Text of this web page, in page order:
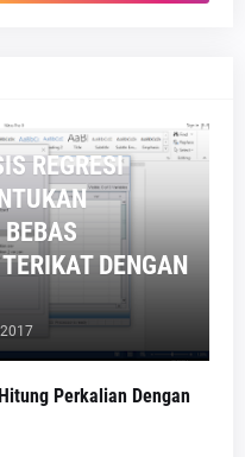
REGRESI
DENGAN
Perkalian Dengan